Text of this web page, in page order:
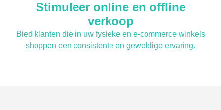
Stimuleer online en offline
verkoop
Bied klanten die in uw fysieke en e-commerce winkels
shoppen een consistente en geweldige ervaring.